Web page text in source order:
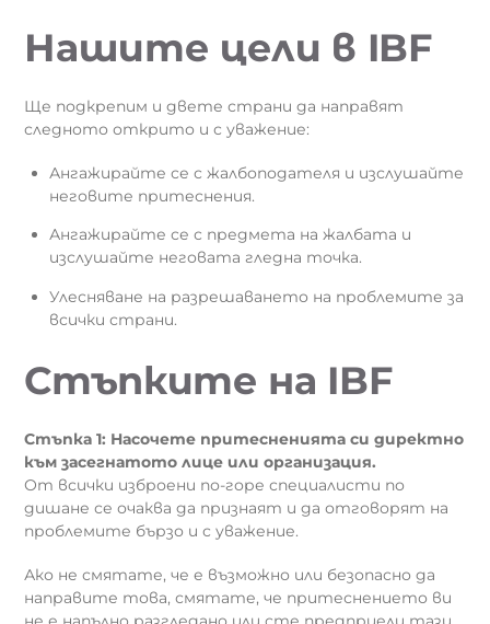
Нашите цели в IBF
Ще подкрепим и двете страни да направят
следното открито и с уважение:
Ангажирайте се с жалбоподателя и изслушайте
неговите притеснения.
Ангажирайте се с предмета на жалбата и
изслушайте неговата гледна точка.
Улесняване на разрешаването на проблемите за
всички страни.
Стъпките на IBF
Стъпка 1: Насочете притесненията си директно
към засегнатото лице или организация.
От всички изброени по-горе специалисти по
дишане се очаква да признаят и да отговорят на
проблемите бързо и с уважение.
Ако не смятате, че е възможно или безопасно да
направите това, смятате, че притеснението ви